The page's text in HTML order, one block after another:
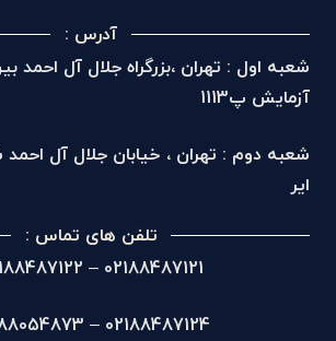
آدرس :
شعبه اول : تهران ،بزرگراه جلال آل احمد
آزمایش پ1113
شعبه دوم : تهران ، خیابان جلال آل
ایر
تلفن های تماس :
02188487121 – 02188487122
02188487124 – 02188054873